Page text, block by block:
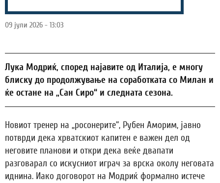
09 јули 2026 - 13:03
Лука Модриќ, според најавите од Италија, е многу
блиску до продолжување на соработката со Милан и
ќе остане на „Сан Сиро“ и следната сезона.
Новиот тренер на „росонерите“, Рубен Аморим, јавно
потврди дека хрватскиот капитен е важен дел од
неговите планови и откри дека веќе двапати
разговарал со искусниот играч за врска околу неговата
иднина. Иако договорот на Модриќ формално истече